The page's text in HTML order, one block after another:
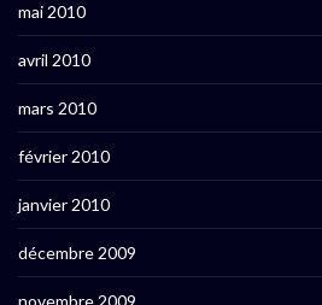
mai 2010
avril 2010
mars 2010
février 2010
janvier 2010
décembre 2009